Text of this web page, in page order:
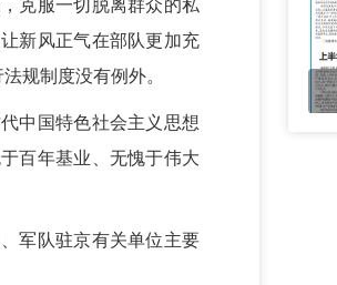
克服一切脱离群众的私
新风正气在部队更加充
规制度没有例外。
中国特色社会主义思想
百年基业、无愧于伟大
军队驻京有关单位主要
20260806